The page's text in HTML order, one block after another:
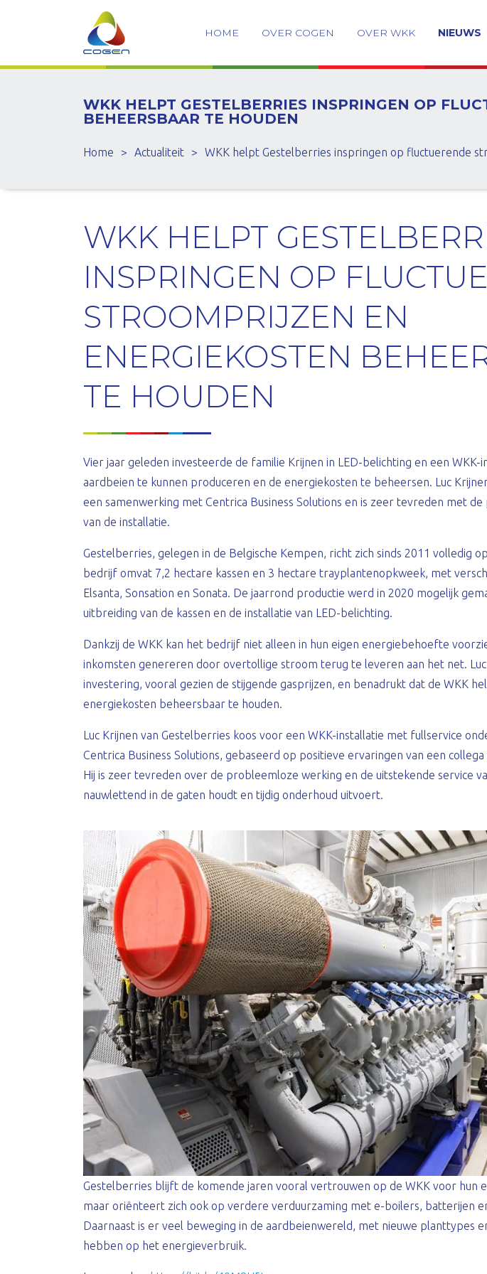
HOME OVER COGEN OVER WKK NIEUWS
WKK HELPT GESTELBERRIES INSPRINGEN OP
BEHEERSBAAR TE HOUDEN
Home > Actualiteit > WKK helpt Gestelberries inspringen op fluctuerende
WKK HELPT
INSPRINGEN OP
STROOMPRIJZEN EN
ENERGIEKOSTEN
TE HOUDEN
Vier jaar geleden investeerde de familie Krijnen in LED-belichting en een WKK-
aardbeien te kunnen produceren en de energiekosten te beheersen. Luc
een samenwerking met Centrica Business Solutions en is zeer tevreden met
van de installatie.
Gestelberries, gelegen in de Belgische Kempen, richt zich sinds 2011 volledig
bedrijf omvat 7,2 hectare kassen en 3 hectare trayplantenopkweek, met
Elsanta, Sonsation en Sonata. De jaarrond productie werd in 2020 mogelijk
uitbreiding van de kassen en de installatie van LED-belichting.
Dankzij de WKK kan het bedrijf niet alleen in hun eigen energiebehoefte
inkomsten genereren door overtollige stroom terug te leveren aan het net.
investering, vooral gezien de stijgende gasprijzen, en benadrukt dat de WKK
energiekosten beheersbaar te houden.
Luc Krijnen van Gestelberries koos voor een WKK-installatie met fullservice
Centrica Business Solutions, gebaseerd op positieve ervaringen van een
Hij is zeer tevreden over de probleemloze werking en de uitstekende service
nauwlettend in de gaten houdt en tijdig onderhoud uitvoert.
Gestelberries blijft de komende jaren vooral vertrouwen op de WKK voor hun
maar oriënteert zich ook op verdere verduurzaming met e-boilers, batterijen
Daarnaast is er veel beweging in de aardbeienwereld, met nieuwe planttypes
hebben op het energieverbruik.